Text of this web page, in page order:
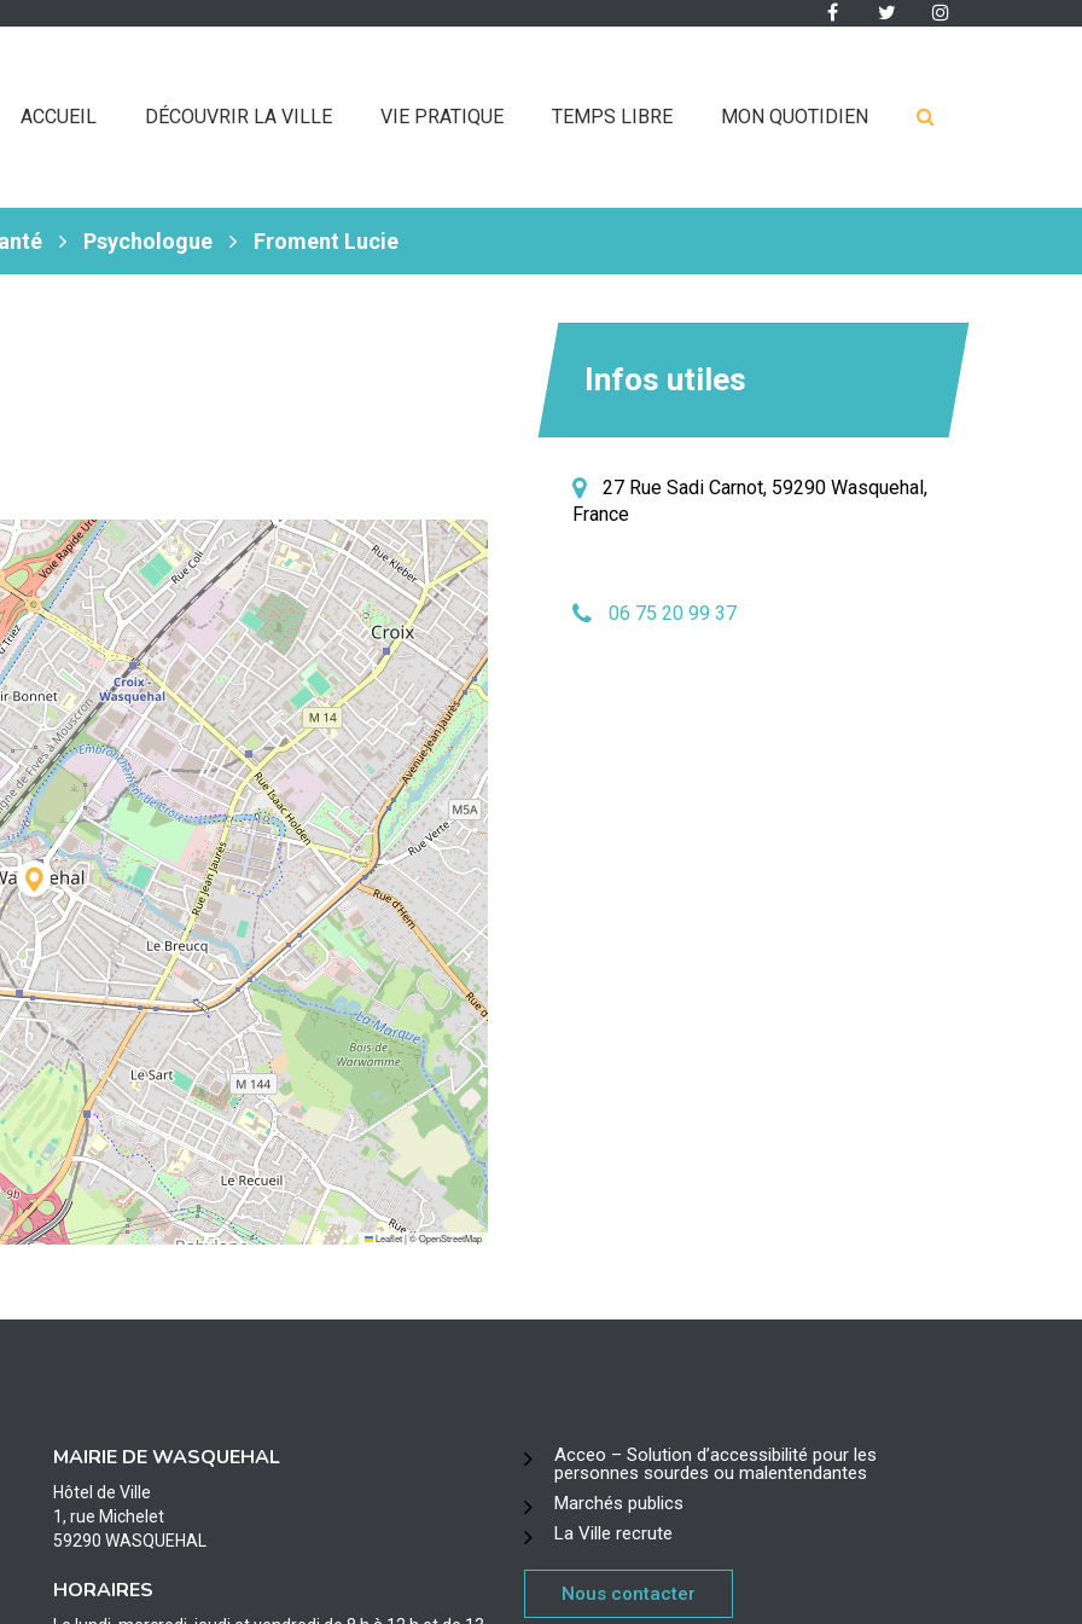
Lien
Facebook
Lien
Twitter
ACCUEIL DÉCOUVRIR LA VILLE VIE PRATIQUE TEMPS LIBRE MON QUOTIDIEN
Psychologue Froment Lucie
Leaflet|©OpenStreetMap
Infos utiles
27 Rue Sadi Carnot, 59290 Wasquehal,
France
06 75 20 99 37
MAIRIE DE WASQUEHAL
Hôtel de Ville
1, rue Michelet
59290 WASQUEHAL
HORAIRES
Acceo – Solution d’accessibilité pour les
personnes sourdes ou malentendantes
Marchés publics
La Ville recrute
Nous contacter